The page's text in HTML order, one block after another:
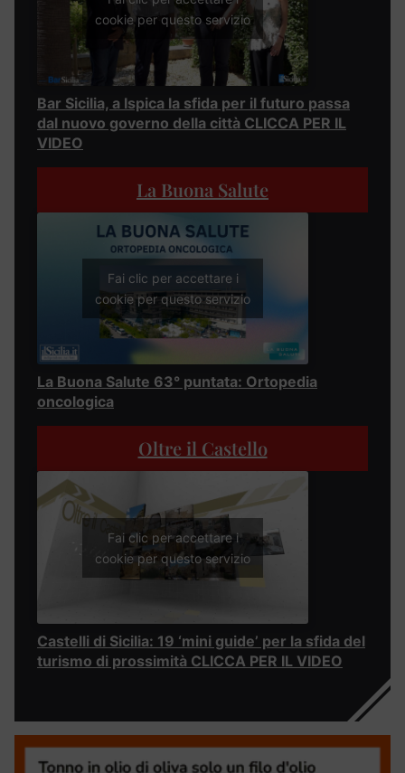
cookie per questo servizio
Bar Sicilia, a Ispica la sfida per il futuro passa
dal nuovo governo della città CLICCA PER IL
VIDEO
La Buona Salute
Fai clic per accettare i
cookie per questo servizio
La Buona Salute 63° puntata: Ortopedia
oncologica
Oltre il Castello
Fai clic per accettare i
cookie per questo servizio
Castelli di Sicilia: 19 ‘mini guide’ per la sfida del
turismo di prossimità CLICCA PER IL VIDEO